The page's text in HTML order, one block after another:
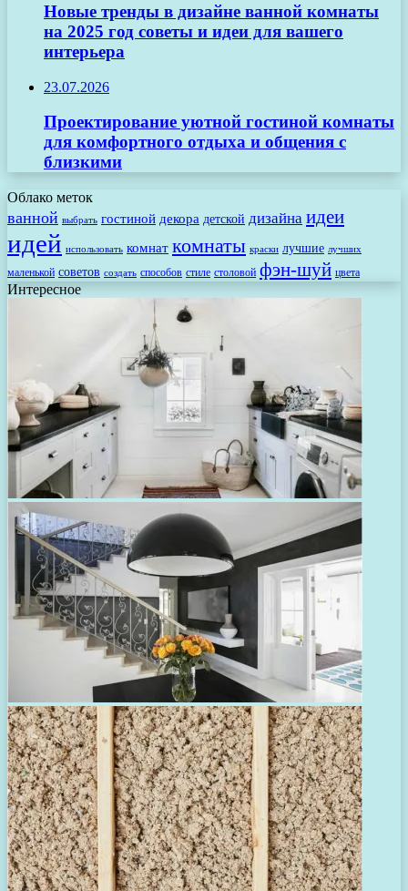
Новые тренды в дизайне ванной комнаты
на 2025 год советы и идеи для вашего
интерьера
23.07.2026
Проектирование уютной гостиной комнаты
для комфортного отдыха и общения с
близкими
Облако меток
ванной выбрать гостиной декора детской дизайна идеи
идей использовать комнат комнаты краски лучшие лучших
маленькой советов создать способов стиле столовой фэн-шуй цвета
Интересное